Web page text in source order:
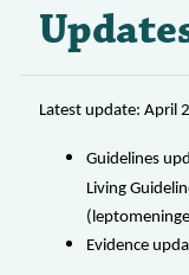
Latest update: April
Guidelines
Living
Evidence